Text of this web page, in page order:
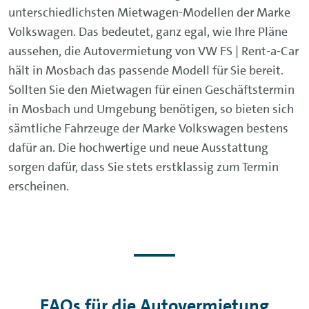
unterschiedlichsten Mietwagen-Modellen der Marke
Volkswagen. Das bedeutet, ganz egal, wie Ihre Pläne
aussehen, die Autovermietung von VW FS | Rent-a-Car
hält in Mosbach das passende Modell für Sie bereit.
Sollten Sie den Mietwagen für einen Geschäftstermin
in Mosbach und Umgebung benötigen, so bieten sich
sämtliche Fahrzeuge der Marke Volkswagen bestens
dafür an. Die hochwertige und neue Ausstattung
sorgen dafür, dass Sie stets erstklassig zum Termin
erscheinen.